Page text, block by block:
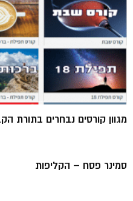
מגוון קורסים נבחרים בתורת
סמינר פסח – הקליפות